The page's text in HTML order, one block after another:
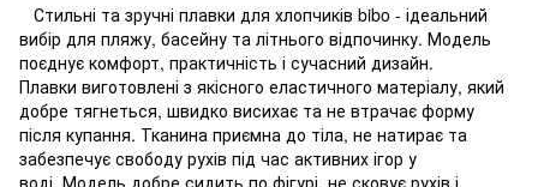
Стильні та зручні плавки для хлопчиків bibo - ідеальний
вибір для пляжу, басейну та літнього відпочинку. Модель
поєднує комфорт, практичність і сучасний дизайн.
Плавки виготовлені з якісного еластичного матеріалу, який
добре тягнеться, швидко висихає та не втрачає форму
після купання. Тканина приємна до тіла, не натирає та
забезпечує свободу рухів під час активних ігор у
воді. Модель добре сидить по фігурі, не сковує рухів і